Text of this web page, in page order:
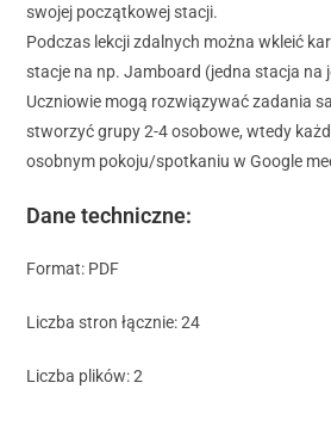
swojej początkowej stacji.
Podczas lekcji zdalnych można wkleić
stacje na np. Jamboard (jedna stacja na
Uczniowie mogą rozwiązywać zadania
stworzyć grupy 2-4 osobowe, wtedy
osobnym pokoju/spotkaniu w Google
Dane techniczne:
Format: PDF
Liczba stron łącznie: 24
Liczba plików: 2